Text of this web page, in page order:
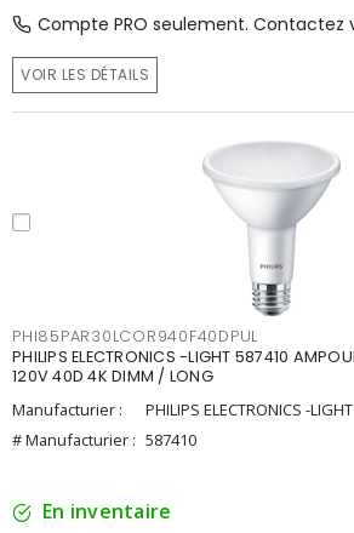
Compte PRO seulement. Contactez
VOIR LES DÉTAILS
PHI85PAR30LCOR940F40DPUL
PHILIPS ELECTRONICS -LIGHT 587410
120V 40D 4K DIMM / LONG
Manufacturier :
PHILIPS ELECTRONICS -LIGHT
# Manufacturier : 587410
En inventaire